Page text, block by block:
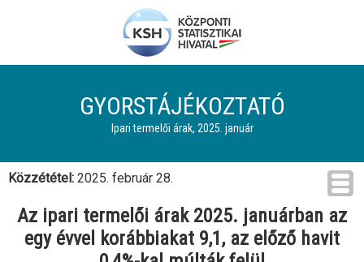
GYORSTÁJÉKOZTATÓ
Ipari termelői árak, 2025. január
Közzététel: 2025. február 28.
Az ipari termelői árak 2025. januárban az
egy évvel korábbiakat 9,1, az előző havit